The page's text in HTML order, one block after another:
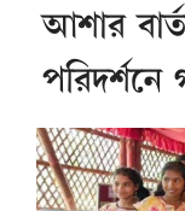
আশার
পরিদর্শনে